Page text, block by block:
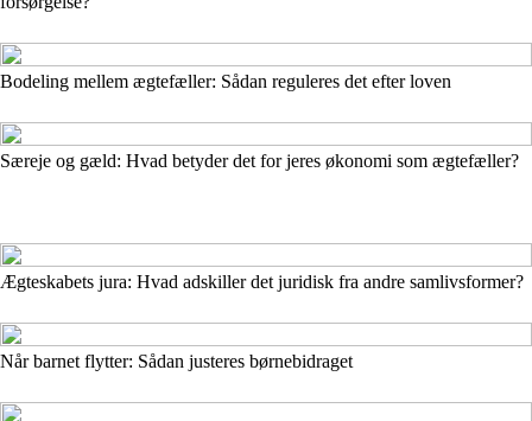
Bodeling mellem ægtefæller: Sådan reguleres det efter loven
Særeje og gæld: Hvad betyder det for jeres økonomi som ægtefæller?
Ægteskabets jura: Hvad adskiller det juridisk fra andre samlivsformer?
Når barnet flytter: Sådan justeres børnebidraget